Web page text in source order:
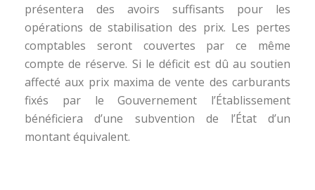
présentera des avoirs suffisants pour les
opérations de stabilisation des prix. Les pertes
comptables seront couvertes par ce même
compte de réserve. Si le déficit est dû au soutien
affecté aux prix maxima de vente des carburants
fixés par le Gouvernement l’Établissement
bénéficiera d’une subvention de l’État d’un
montant équivalent.